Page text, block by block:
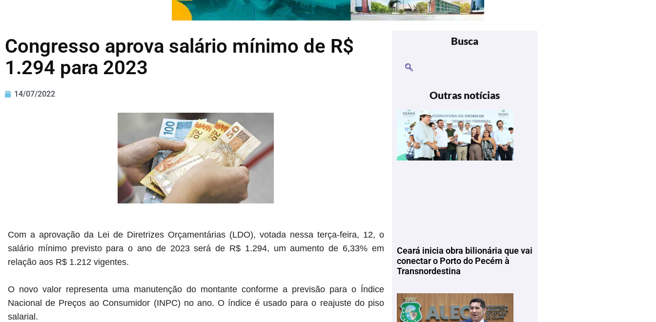
Congresso aprova salário mínimo de R$
1.294 para 2023
14/07/2022
Com a aprovação da Lei de Diretrizes Orçamentárias (LDO), votada nessa terça-feira, 12, o
salário mínimo previsto para o ano de 2023 será de R$ 1.294, um aumento de 6,33% em
relação aos R$ 1.212 vigentes.
O novo valor representa uma manutenção do montante conforme a previsão para o Índice
Nacional de Preços ao Consumidor (INPC) no ano. O índice é usado para o reajuste do piso
salarial.
Busca
Outras notícias
Ceará inicia obra bilionária que vai
conectar o Porto do Pecém à
Transnordestina